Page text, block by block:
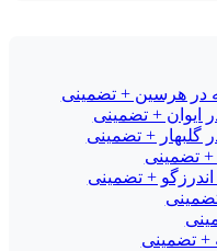
در هرسین + تضمینی
ایوان + تضمینی
گلبهار + تضمینی
+ تضمینی
اندرزگو + تضمینی
تضمینی
+ تضمینی